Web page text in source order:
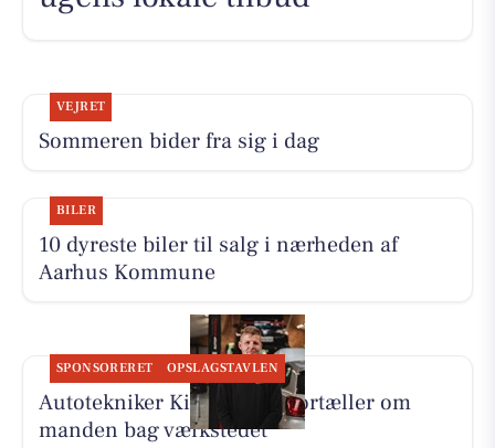
VEJRET
Sommeren bider fra sig i dag
BILER
10 dyreste biler til salg i nærheden af
Aarhus Kommune
SPONSORERET OPSLAGSTAVLEN
Autotekniker Kim Skytthe fortæller om
manden bag værkstedet